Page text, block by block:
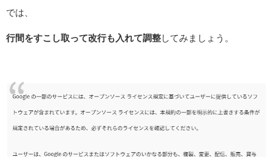
では、
行間をすこし取って改行も入れて調整 してみましょう。